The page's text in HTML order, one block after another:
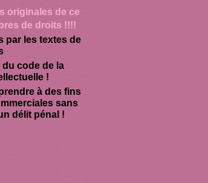
originales de ce
de droits !!!!
par les textes de
du code de la
!
à des fins
sans
délit pénal !